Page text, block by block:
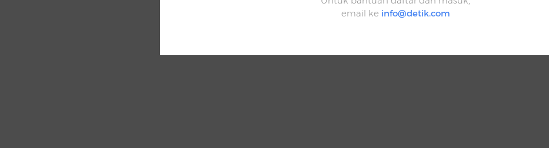
email ke info@detik.com